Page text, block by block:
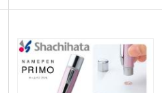
のを収納できます。小さめの実印や銀行
ラー印刷が可能。印刷面の映えるシンプ
ルケースで、販促効果が期待できます。
金融機関名や企業名を入れて、口座の開
設記念や保険契約記念品にいかがでしょ